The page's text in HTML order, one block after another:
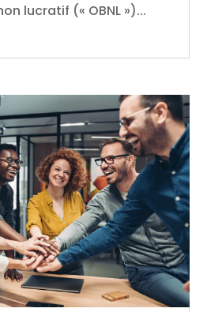
lucratif (« OBNL »)...